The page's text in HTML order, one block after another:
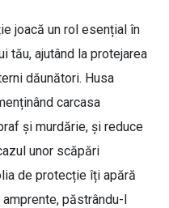
joacă un rol esențial în
tău, ajutând la protejarea
dăunători. Husa
carcasa
și murdărie, și reduce
unor scăpări
de protecție îți apără
păstrându-l